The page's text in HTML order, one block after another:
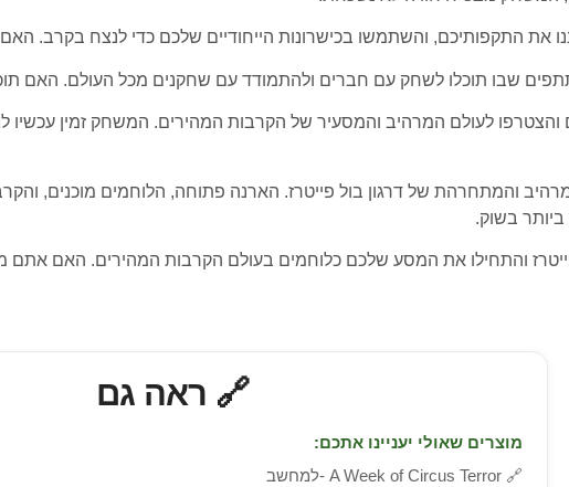
את התקפותיכם, והשתמשו בכישרונות הייחודיים שלכם כדי לנצח בקרב.
שבו תוכלו לשחק עם חברים ולהתמודד עם שחקנים מכל העולם. האם
והצטרפו לעולם המרהיב והמסעיר של הקרבות המהירים. המשחק זמין
והמתחרהת של דרגון בול פייטרז. הארנה פתוחה, הלוחמים מוכנים,
בשוק.
פייטרז והתחילו את המסע שלכם כלוחמים בעולם הקרבות המהירים. האם
🔗 ראה גם
מוצרים שאולי יעניינו אתכם:
🔗 A Week of Circus Terror -למחשב